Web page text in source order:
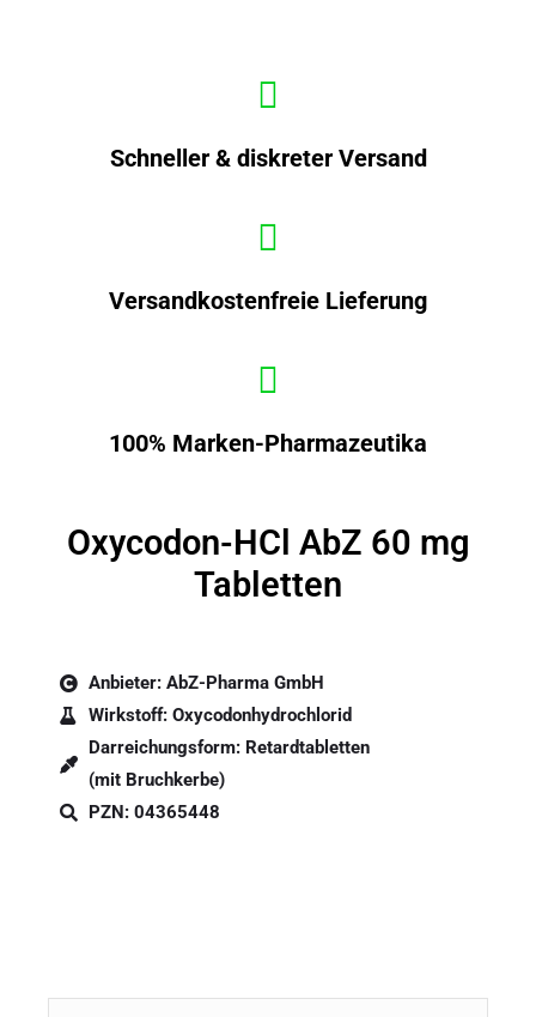
Schneller & diskreter Versand
Versandkostenfreie Lieferung
100% Marken-Pharmazeutika
Oxycodon-HCl AbZ 60 mg
Tabletten
Anbieter: AbZ-Pharma GmbH
Wirkstoff: Oxycodonhydrochlorid
Darreichungsform: Retardtabletten
(mit Bruchkerbe)
PZN: 04365448